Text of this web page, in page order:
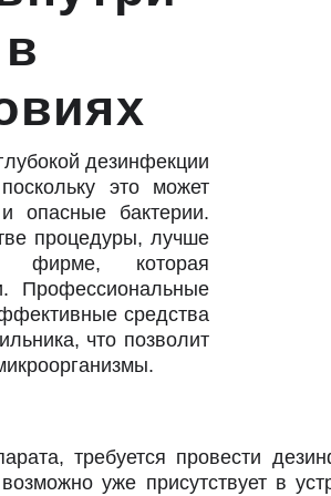
дезинфекции
это может
опасные бактерии.
процедуры, лучше
фирме, которая
Профессиональные
средства
что позволит
требуется провести
уже присутствует в